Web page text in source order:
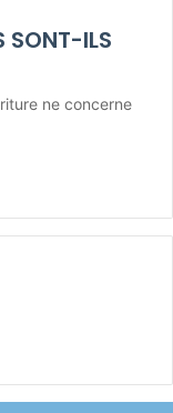
SONT-ILS
ne concerne